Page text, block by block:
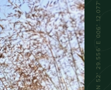
N 52° 29.556' E 006° 12.077'